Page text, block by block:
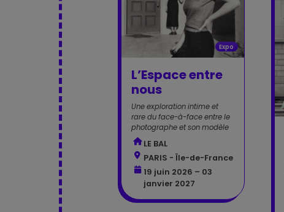
Expo
L’Espace entre
nous
Une exploration intime et
rare du face-à-face entre le
photographe et son modèle
LE BAL
PARIS - Île-de-France
19 juin 2026 – 03
janvier 2027